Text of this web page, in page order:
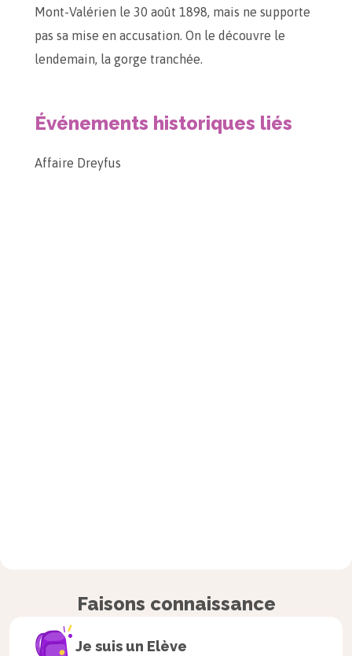
Mont-Valérien le 30 août 1898, mais ne supporte
pas sa mise en accusation. On le découvre le
lendemain, la gorge tranchée.
Événements historiques liés
Affaire Dreyfus
Faisons connaissance
Je suis un Elève